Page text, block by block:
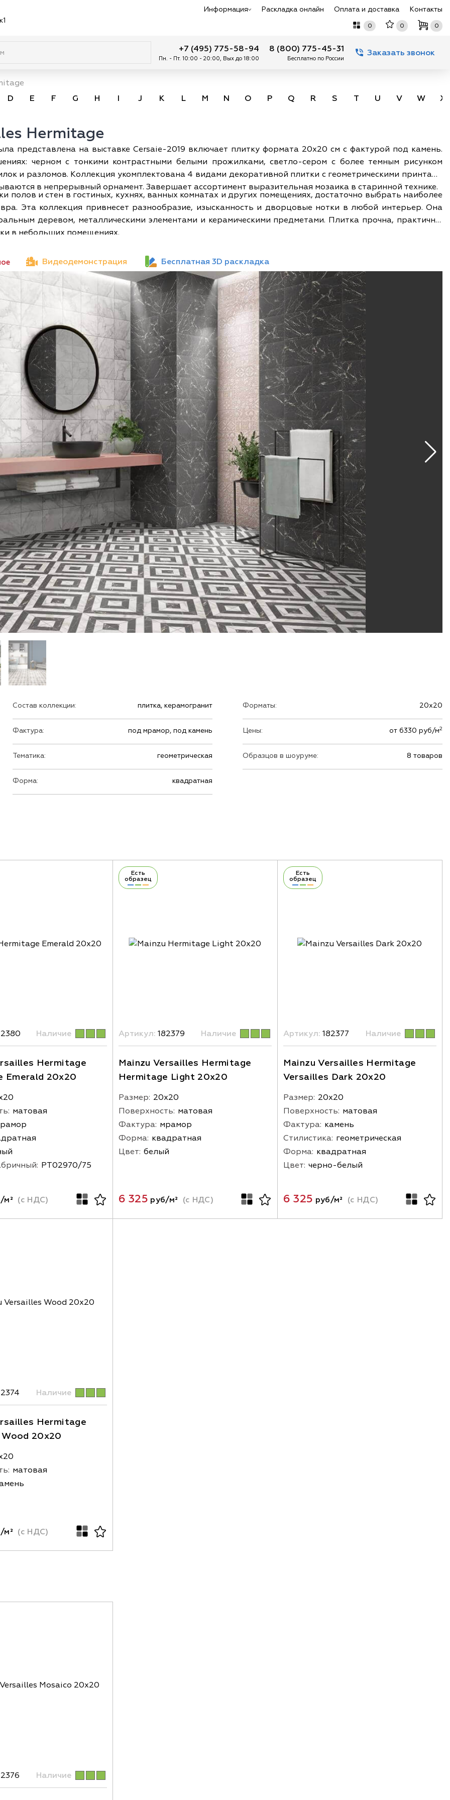
Информация Раскладка онлайн Оплата и доставка Контакты
0 0 0
+7 (495) 775-58-94
Пн. - Пт. 10:00 - 20:00, Вых до 18:00
8 (800) 775-45-31
Бесплатно по России
Заказать звонок
D
E F G H I J K L M N O P Q R S T U V W X
Hermitage
представлена на выставке Cersaie-2019 включает плитку формата 20х20 см с фактурой под камень.
черном с тонкими контрастными белыми прожилками, светло-сером с более темным рисунком
и разломов. Коллекция укомплектована 4 видами декоративной плитки с геометрическими принтами
в непрерывный орнамент. Завершает ассортимент выразительная мозаика в старинной технике.
полов и стен в гостиных, кухнях, ванных комнатах и других помещениях, достаточно выбрать наиболее
Эта коллекция привнесет разнообразие, изысканность и дворцовые нотки в любой интерьер. Она
деревом, металлическими элементами и керамическими предметами. Плитка прочна, практична,
в небольших помещениях.
Видеодемонстрация Бесплатная 3D раскладка
Состав коллекции: плитка, керамогранит
Фактура: под мрамор, под камень
Тематика: геометрическая
Форма: квадратная
Форматы: 20х20
Цены: от 6330 руб/м2
Образцов в шоуруме: 8 товаров
Наличие
Hermitage
Emerald 20x20
матовая
PT02970/75
м² (с НДС)
Есть
образец
Артикул: 182379 Наличие
Mainzu Versailles Hermitage
Hermitage Light 20x20
Размер: 20х20
Поверхность: матовая
Фактура: мрамор
Форма: квадратная
Цвет: белый
6 325 руб/м² (с НДС)
Есть
образец
Артикул: 182377 Наличие
Mainzu Versailles Hermitage
Versailles Dark 20x20
Размер: 20х20
Поверхность: матовая
Фактура: камень
Стилистика: геометрическая
Форма: квадратная
Цвет: черно-белый
6 325 руб/м² (с НДС)
Наличие
Hermitage
20x20
матовая
м² (с НДС)
Наличие